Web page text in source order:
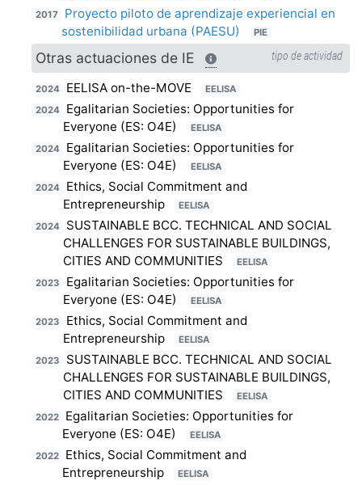
2017
Proyecto piloto de aprendizaje experiencial en
sostenibilidad urbana (PAESU)
PIE
Otras actuaciones de IE tipo de actividad
2024 EELISA on-the-MOVE
EELISA
2024
Egalitarian Societies: Opportunities for
Everyone (ES: O4E)
EELISA
2024
Egalitarian Societies: Opportunities for
Everyone (ES: O4E)
EELISA
2024
Ethics, Social Commitment and
Entrepreneurship
EELISA
2024
SUSTAINABLE BCC. TECHNICAL AND SOCIAL
CHALLENGES FOR SUSTAINABLE BUILDINGS,
CITIES AND COMMUNITIES
EELISA
2023
Egalitarian Societies: Opportunities for
Everyone (ES: O4E)
EELISA
2023
Ethics, Social Commitment and
Entrepreneurship
EELISA
2023
SUSTAINABLE BCC. TECHNICAL AND SOCIAL
CHALLENGES FOR SUSTAINABLE BUILDINGS,
CITIES AND COMMUNITIES
EELISA
2022
Egalitarian Societies: Opportunities for
Everyone (ES: O4E)
EELISA
2022
Ethics, Social Commitment and
Entrepreneurship
EELISA